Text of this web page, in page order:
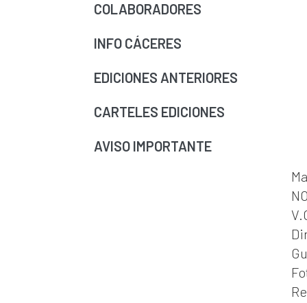
COLABORADORES
INFO CÁCERES
EDICIONES ANTERIORES
CARTELES EDICIONES
AVISO IMPORTANTE